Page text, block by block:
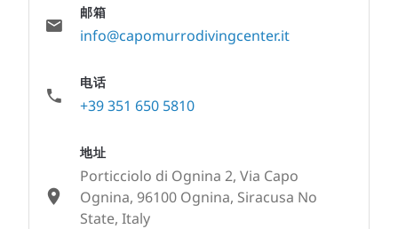
邮箱
info@capomurrodivingcenter.it
电话
+39 351 650 5810
地址
Porticciolo di Ognina 2, Via Capo
Ognina, 96100 Ognina, Siracusa No
State, Italy